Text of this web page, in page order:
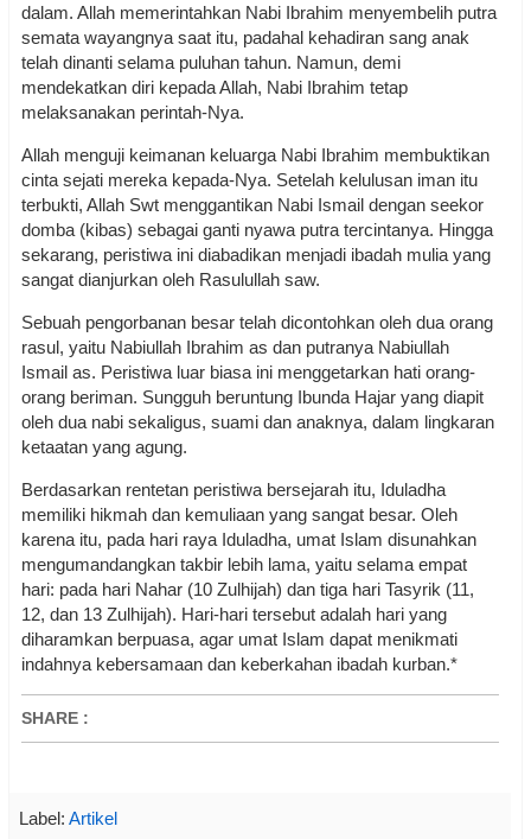
dalam. Allah memerintahkan Nabi Ibrahim menyembelih putra
semata wayangnya saat itu, padahal kehadiran sang anak
telah dinanti selama puluhan tahun. Namun, demi
mendekatkan diri kepada Allah, Nabi Ibrahim tetap
melaksanakan perintah-Nya.
Allah menguji keimanan keluarga Nabi Ibrahim membuktikan
cinta sejati mereka kepada-Nya. Setelah kelulusan iman itu
terbukti, Allah Swt menggantikan Nabi Ismail dengan seekor
domba (kibas) sebagai ganti nyawa putra tercintanya. Hingga
sekarang, peristiwa ini diabadikan menjadi ibadah mulia yang
sangat dianjurkan oleh Rasulullah saw.
Sebuah pengorbanan besar telah dicontohkan oleh dua orang
rasul, yaitu Nabiullah Ibrahim as dan putranya Nabiullah
Ismail as. Peristiwa luar biasa ini menggetarkan hati orang-
orang beriman. Sungguh beruntung Ibunda Hajar yang diapit
oleh dua nabi sekaligus, suami dan anaknya, dalam lingkaran
ketaatan yang agung.
Berdasarkan rentetan peristiwa bersejarah itu, Iduladha
memiliki hikmah dan kemuliaan yang sangat besar. Oleh
karena itu, pada hari raya Iduladha, umat Islam disunahkan
mengumandangkan takbir lebih lama, yaitu selama empat
hari: pada hari Nahar (10 Zulhijah) dan tiga hari Tasyrik (11,
12, dan 13 Zulhijah). Hari-hari tersebut adalah hari yang
diharamkan berpuasa, agar umat Islam dapat menikmati
indahnya kebersamaan dan keberkahan ibadah kurban.*
SHARE :
Label: Artikel